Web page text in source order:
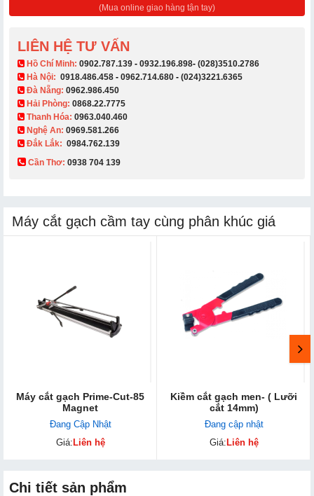
(Mua online giao hàng tận tay)
LIÊN HỆ TƯ VẤN
​ Hồ Chí Minh: 0902.787.139 - 0932.196.898- (028)3510.2786
Hà Nội: 0918.486.458 - 0962.714.680 - (024)3221.6365
Đà Nẵng: 0962.986.450
Hải Phòng: 0868.22.7775
Thanh Hóa: 0963.040.460
Nghệ An: 0969.581.266
Đắk Lắk: 0984.762.139
Cần Thơ: 0938 704 139​
Máy cắt gạch cầm tay cùng phân khúc giá
Máy cắt gạch Prime-Cut-85
Magnet
Đang Cập Nhật
Giá: Liên hệ
Kiềm cắt gạch men- ( Lưỡi
cắt 14mm)
Đang cập nhật
Giá: Liên hệ
Chi tiết sản phẩm